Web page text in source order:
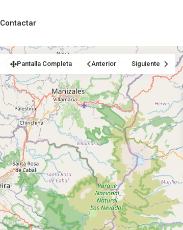
Contactar
Pantalla Completa Anterior Siguiente